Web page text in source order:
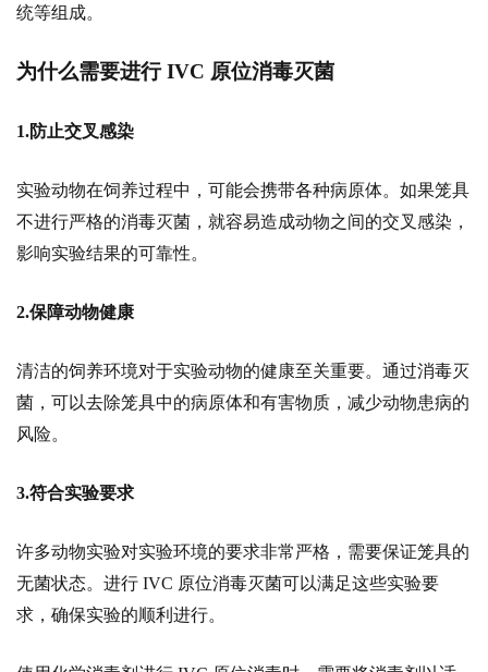
统等组成。
为什么需要进行 IVC 原位消毒灭菌
1.防止交叉感染
实验动物在饲养过程中，可能会携带各种病原体。如果笼具
不进行严格的消毒灭菌，就容易造成动物之间的交叉感染，
影响实验结果的可靠性。
2.保障动物健康
清洁的饲养环境对于实验动物的健康至关重要。通过消毒灭
菌，可以去除笼具中的病原体和有害物质，减少动物患病的
风险。
3.符合实验要求
许多动物实验对实验环境的要求非常严格，需要保证笼具的
无菌状态。进行 IVC 原位消毒灭菌可以满足这些实验要
求，确保实验的顺利进行。